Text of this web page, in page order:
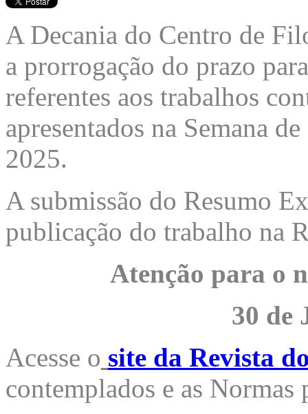
A Decania do Centro de
a prorrogação do prazo
referentes aos trabalhos
apresentados na Semana
2025.
A submissão do Resumo
publicação do trabalho na
Atenção para o
30 de
Acesse o site da Revista
contemplados e as Normas